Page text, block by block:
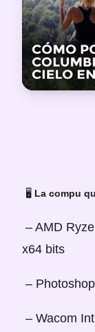
🖥 La compu
– AMD
x64 bits
–
– Wacom